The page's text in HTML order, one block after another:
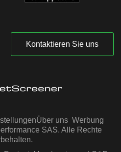
Kontaktieren Sie uns
Über uns Werbung
SAS. Alle Rechte